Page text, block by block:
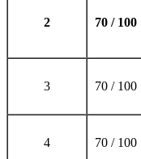
2 70 / 100
3 70 / 100
4 70 / 100